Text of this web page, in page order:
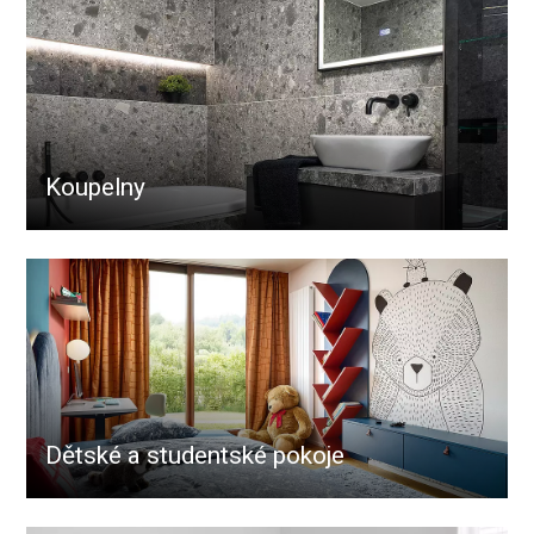
Koupelny
Dětské a studentské pokoje